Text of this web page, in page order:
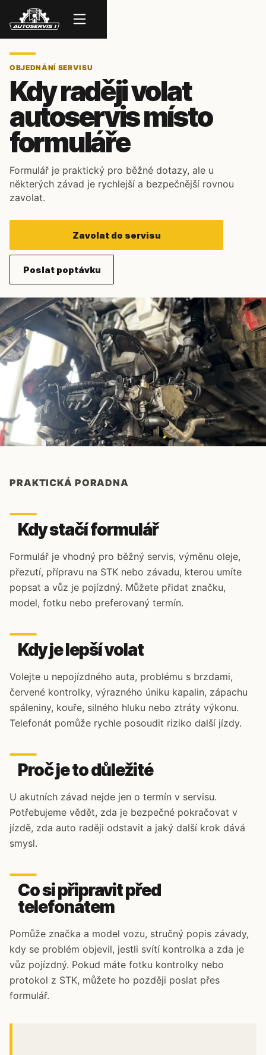
Menu
OBJEDNÁNÍ SERVISU
Kdy raději volat
autoservis místo
formuláře
Formulář je praktický pro běžné dotazy, ale u
některých závad je rychlejší a bezpečnější rovnou
zavolat.
Zavolat do servisu
Poslat poptávku
PRAKTICKÁ PORADNA
Kdy stačí formulář
Formulář je vhodný pro běžný servis, výměnu oleje,
přezutí, přípravu na STK nebo závadu, kterou umíte
popsat a vůz je pojízdný. Můžete přidat značku,
model, fotku nebo preferovaný termín.
Kdy je lepší volat
Volejte u nepojízdného auta, problému s brzdami,
červené kontrolky, výrazného úniku kapalin, zápachu
spáleniny, kouře, silného hluku nebo ztráty výkonu.
Telefonát pomůže rychle posoudit riziko další jízdy.
Proč je to důležité
U akutních závad nejde jen o termín v servisu.
Potřebujeme vědět, zda je bezpečné pokračovat v
jízdě, zda auto raději odstavit a jaký další krok dává
smysl.
Co si připravit před
telefonátem
Pomůže značka a model vozu, stručný popis závady,
kdy se problém objevil, jestli svítí kontrolka a zda je
vůz pojízdný. Pokud máte fotku kontrolky nebo
protokol z STK, můžete ho později poslat přes
formulář.